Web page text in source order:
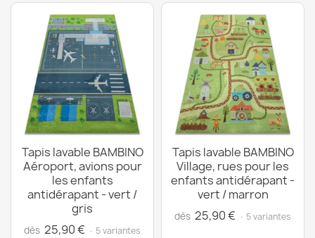
Tapis lavable BAMBINO
Aéroport, avions pour
les enfants
antidérapant - vert /
gris
dès 25,90 € · 5 variantes
Tapis lavable BAMBINO
Village, rues pour les
enfants antidérapant -
vert / marron
dès 25,90 € · 5 variantes